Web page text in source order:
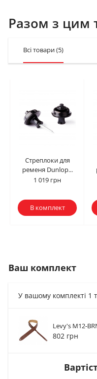
Разом з цим
Всі товари(5)
Стреплоки для
ременя Dunlop...
1 019 грн
В комплект
Стреплоки для
ременя Dunlop...
Ваш комплект
У вашому комплекті 1
Levy's M12-
802 грн